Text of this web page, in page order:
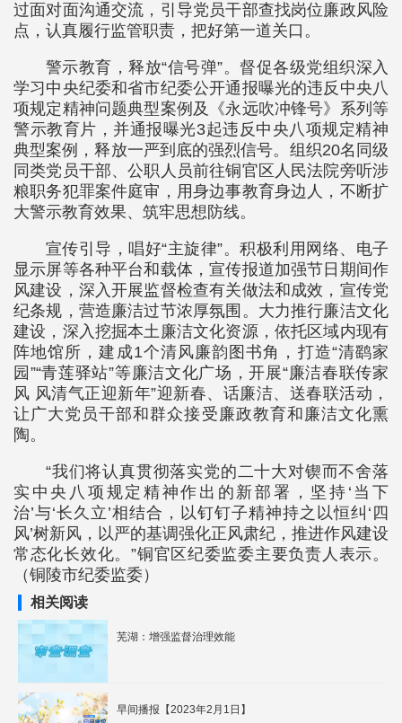
过面对面沟通交流，引导党员干部查找岗位廉政风险
点，认真履行监管职责，把好第一道关口。
警示教育，释放“信号弹”。督促各级党组织深入
学习中央纪委和省市纪委公开通报曝光的违反中央八
项规定精神问题典型案例及《永远吹冲锋号》系列等
警示教育片，并通报曝光3起违反中央八项规定精神
典型案例，释放一严到底的强烈信号。组织20名同级
同类党员干部、公职人员前往铜官区人民法院旁听涉
粮职务犯罪案件庭审，用身边事教育身边人，不断扩
大警示教育效果、筑牢思想防线。
宣传引导，唱好“主旋律”。积极利用网络、电子
显示屏等各种平台和载体，宣传报道加强节日期间作
风建设，深入开展监督检查有关做法和成效，宣传党
纪条规，营造廉洁过节浓厚氛围。大力推行廉洁文化
建设，深入挖掘本土廉洁文化资源，依托区域内现有
阵地馆所，建成1个清风廉韵图书角，打造“清鹞家
园”“青莲驿站”等廉洁文化广场，开展“廉洁春联传家
风 风清气正迎新年”迎新春、话廉洁、送春联活动，
让广大党员干部和群众接受廉政教育和廉洁文化熏
陶。
“我们将认真贯彻落实党的二十大对锲而不舍落
实中央八项规定精神作出的新部署，坚持‘当下
治’与‘长久立’相结合，以钉钉子精神持之以恒纠‘四
风’树新风，以严的基调强化正风肃纪，推进作风建设
常态化长效化。”铜官区纪委监委主要负责人表示。
（铜陵市纪委监委）
相关阅读
芜湖：增强监督治理效能
早间播报【2023年2月1日】